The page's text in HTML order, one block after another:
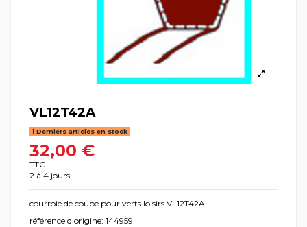
VL12T42A
Derniers articles en stock
32,00 €
TTC
2 à 4 jours
courroie de coupe pour verts loisirs VL12T42A
référence d'origine: 144959